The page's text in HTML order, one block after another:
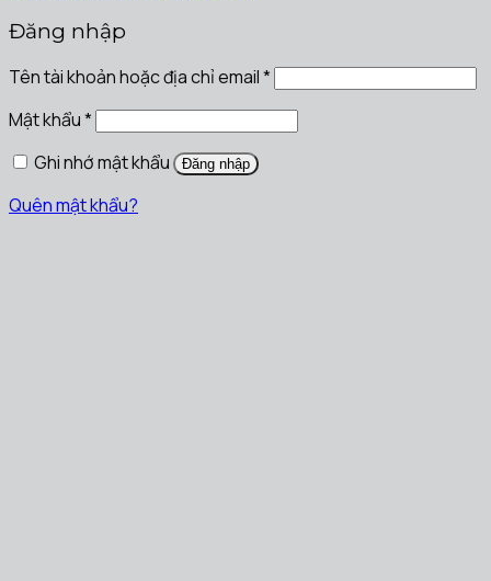
Đăng nhập
Tên tài khoản hoặc địa chỉ email*
Mật khẩu*
Ghi nhớ mật khẩu
Đăng nhập
Quên mật khẩu?